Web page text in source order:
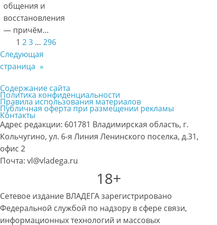
общения и
восстановления
— причём…
1 23 … 296
Следующая
страница »
Содержание сайта
Политика конфиденциальности
Правила использования материалов
Публичная оферта при размещении рекламы
Контакты
Адрес редакции: 601781 Владимирская область, г.
Кольчугино, ул. 6-я Линия Ленинского поселка, д.31,
офис 2
Почта: vl@vladega.ru
18+
Сетевое издание ВЛАДЕГА зарегистрировано
Федеральной службой по надзору в сфере связи,
информационных технологий и массовых